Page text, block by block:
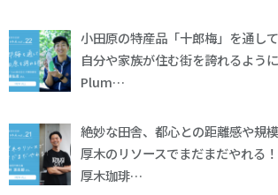
小田原の特産品「十郎梅」を通して
自分や家族が住む街を誇れるように
Plum…
絶妙な田舎、都心との距離感や規
厚木のリソースでまだまだやれる！
厚木珈琲…